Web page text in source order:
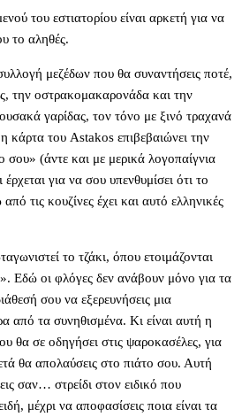
του εστιατορίου είναι αρκετή για να
το αληθές.
μεζέδων που θα συναντήσεις ποτέ,
την οστρακομακαρονάδα και την
γαρίδας, τον τόνο με ξινό τραχανά
κάρτα του Astakos επιβεβαιώνει την
(άντε και με μερικά λογοπαίγνια
για να σου υπενθυμίσει ότι το
τις κουζίνες έχει και αυτό ελληνικές
το τζάκι, όπου ετοιμάζονται
Εδώ οι φλόγες δεν ανάβουν μόνο για τα
σου να εξερευνήσεις μια
από τα συνηθισμένα. Κι είναι αυτή η
θα σε οδηγήσει στις ψαροκασέλες, για
θα απολαύσεις στο πιάτο σου. Αυτή
σαν… στρείδι στον ειδικό που
μέχρι να αποφασίσεις ποια είναι τα